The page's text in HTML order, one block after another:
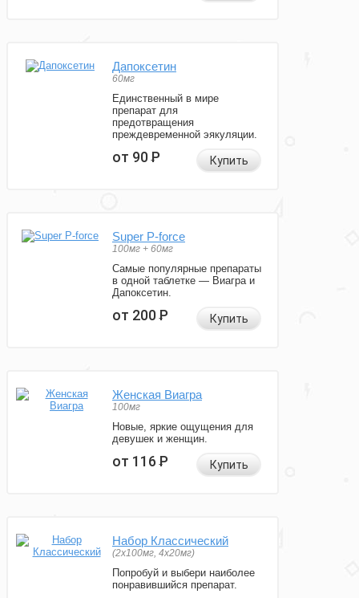
Дапоксетин
60мг
Единственный в мире
препарат для
предотвращения
преждевременной эякуляции.
от 90Р Купить
Super P-force
100мг + 60мг
Самые популярные препараты
в одной таблетке — Виагра и
Дапоксетин.
от 200Р Купить
Женская Виагра
100мг
Новые, яркие ощущения для
девушек и женщин.
от 116Р Купить
Набор Классический
(2x100мг, 4x20мг)
Попробуй и выбери наиболее
понравившийся препарат.